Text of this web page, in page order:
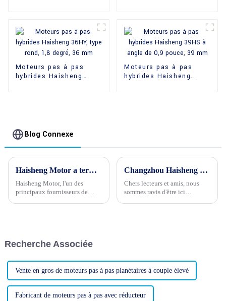
Moteurs pas à pas
hybrides Haisheng
Moteurs pas à pas
hybrides Haisheng
Blog Connexe
Haisheng Motor a terminé avec succès les tests et l'emballage du moteur pas à pas 20PM conçu sur mesure pour ses clients
Haisheng Motor, l'un des
principaux fournisseurs de
conçu sur mesure,...
Changzhou Haisheng Electric Co., Ltd. félicite chaleureusement la Chine à l'occasion de sa 74e fête nationale !
Chers lecteurs et amis, nous
sommes ravis d'être ici
Recherche Associée
Vente en gros de moteurs pas à pas planétaires à couple élevé
Fabricant de moteurs pas à pas avec réducteur